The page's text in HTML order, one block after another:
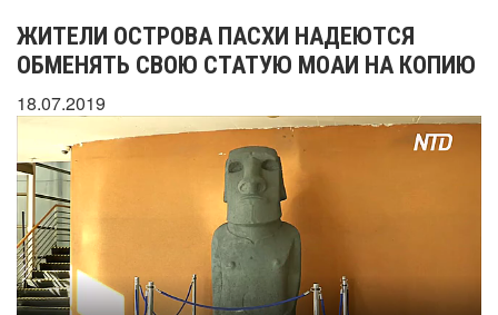
ЖИТЕЛИ ОСТРОВА ПАСХИ НАДЕЮТСЯ
ОБМЕНЯТЬ СВОЮ СТАТУЮ МОАИ НА КОПИЮ
18.07.2019